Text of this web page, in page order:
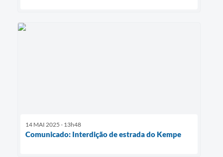
14 MAI 2025 - 13h48
Comunicado: Interdição de estrada do Kempe